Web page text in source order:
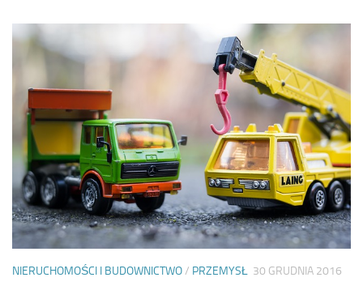
NIERUCHOMOŚCI I BUDOWNICTWO/ PRZEMYSŁ 30 GRUDNIA 2016